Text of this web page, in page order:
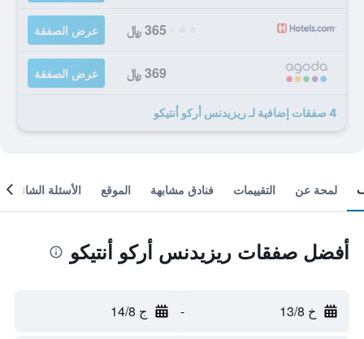
365 ﷼ عرض الصفقة
369 ﷼ عرض الصفقة
4 صفقات إضافية لـ ريزيدنس أركو أنتيكو
لمحة عن التقييمات فنادق مشابهة الموقع الأسئلة الشائعة
أفضل صفقات ريزيدنس أركو أنتيكو
خ 13/8 - ج 14/8